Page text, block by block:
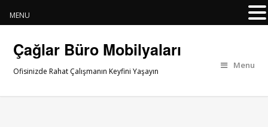
Çağlar Büro Mobilyaları
Ofisinizde Rahat Çalışmanın Keyfini Yaşayın
Menu
MENU